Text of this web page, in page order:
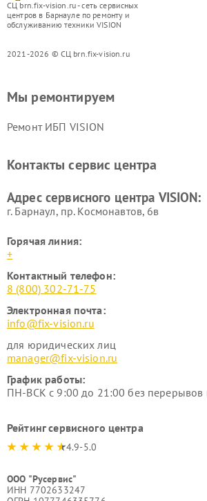
СЦ brn.fix-vision.ru - сеть сервисных
центров в Барнауле по ремонту и
обслуживанию техники VISION
2021-2026 © СЦ brn.fix-vision.ru
Мы ремонтируем
Ремонт ИБП VISION
Контакты сервис центра
Адрес сервисного центра VISION:
г. Барнаул, ​пр. Космонавтов, 6в
Горячая линия:
+
Контактный телефон:
8 (800) 302-71-75
Электронная почта:
info@fix-vision.ru
для юридических лиц
manager@fix-vision.ru
График работы:
ПН-ВСК с 9:00 до 21:00 без
Рейтинг сервисного центра
4.9-5.0
ООО "Русервис"
ИНН 7702633247